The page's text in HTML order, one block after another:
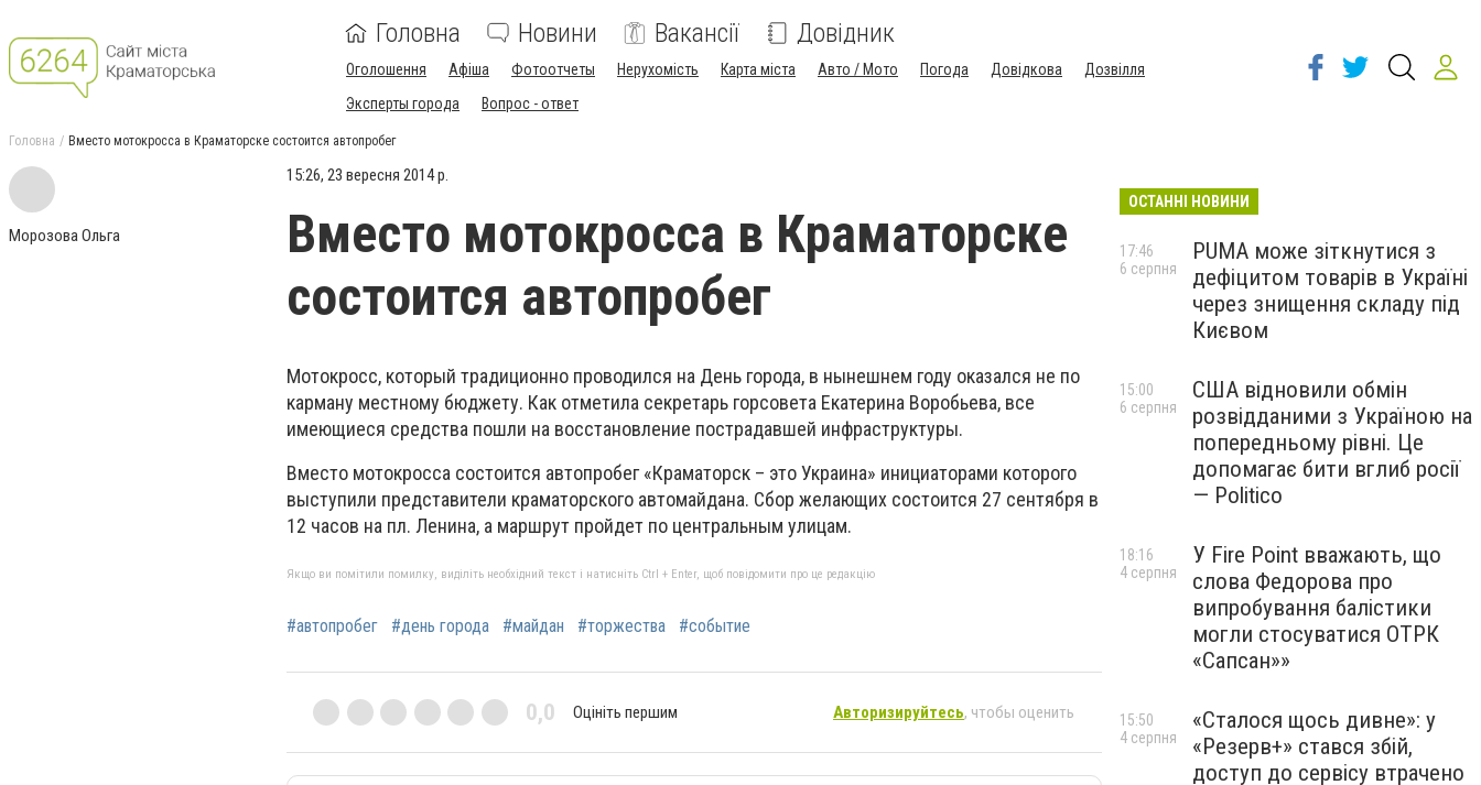
Головна Новини Вакансії Довідник
Оголошення Афіша Фотоотчеты Нерухомість Карта міста Авто / Мото Погода Довідкова
Дозвілля
Эксперты города
Вопрос - ответ
Головна Вместо мотокросса в Краматорске состоится автопробег
Морозова Ольга
15:26, 23 вересня 2014 р.
Вместо мотокросса в Краматорске
состоится автопробег
Мотокросс, который традиционно проводился на День города, в нынешнем году оказался не по
карману местному бюджету. Как отметила секретарь горсовета Екатерина Воробьева, все
имеющиеся средства пошли на восстановление пострадавшей инфраструктуры.
Вместо мотокросса состоится автопробег «Краматорск – это Украина» инициаторами которого
выступили представители краматорского автомайдана. Сбор желающих состоится 27 сентября в
12 часов на пл. Ленина, а маршрут пройдет по центральным улицам.
Якщо ви помітили помилку, виділіть необхідний текст і натисніть Ctrl + Enter, щоб повідомити про це редакцію
#автопробег #день города #майдан #торжества #событие
0,0 Оцініть першим Авторизируйтесь, чтобы оценить
ОСТАННІ НОВИНИ
PUMA може зіткнутися з
дефіцитом товарів в Україні
через знищення складу під
Києвом
17:46
6 серпня
США відновили обмін
розвідданими з Україною на
попередньому рівні. Це
допомагає бити вглиб росії
— Politico
15:00
6 серпня
У Fire Point вважають, що
слова Федорова про
випробування балістики
могли стосуватися ОТРК
«Сапсан»»
18:16
4 серпня
«Сталося щось дивне»: у
«Резерв+» стався збій,
доступ до сервісу втрачено
15:50
4 серпня